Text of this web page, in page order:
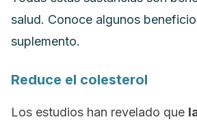
salud. Conoce algunos
suplemento.
Reduce el colesterol
Los estudios han revelado que